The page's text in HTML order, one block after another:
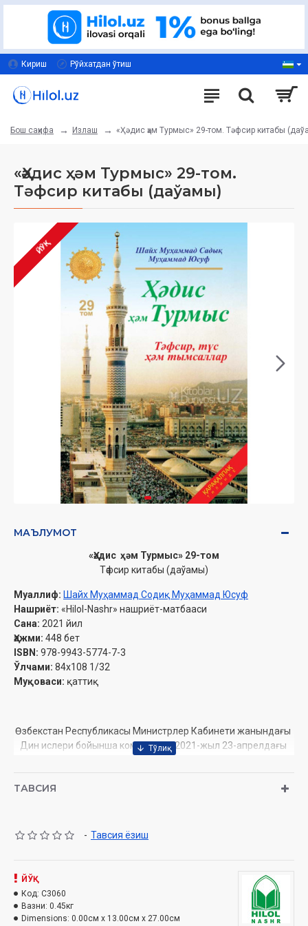
Кириш Рўйхатдан ўтиш
Бош саҳифа Излаш «Ҳәдис ҳәм Турмыс» 29-том. Тәфсир китабы
«Ҳәдис ҳәм Турмыс» 29-том.
Тәфсир китабы (даўамы)
ЙЎҚ
МАЪЛУМОТ
«Ҳәдис ҳәм Турмыс» 29-том
Тәфсир китабы (даўамы)
Муаллиф: Шайх Муҳаммад Содиқ Муҳаммад Юсуф
Нашриёт: «Hilol-Nashr» нашриёт-матбааси
Сана: 2021 йил
Ҳажми: 448 бет
ISBN: 978-9943-5774-7-3
Ўлчами: 84х108 1/32
Муқоваси: қаттиқ
Өзбекстан Республикасы Министрлер Кабинети жанындағы
Дин ислери бойынша комитеттиң 2021-жыл 23-апрелдағы
Нур сүреси
Фурқон сүреси
ТАВСИЯ
- Тавсия ёзиш
ЙЎҚ
Код: C3060
Вазни: 0.45кг
Dimensions: 0.00см x 13.00см x 27.00см